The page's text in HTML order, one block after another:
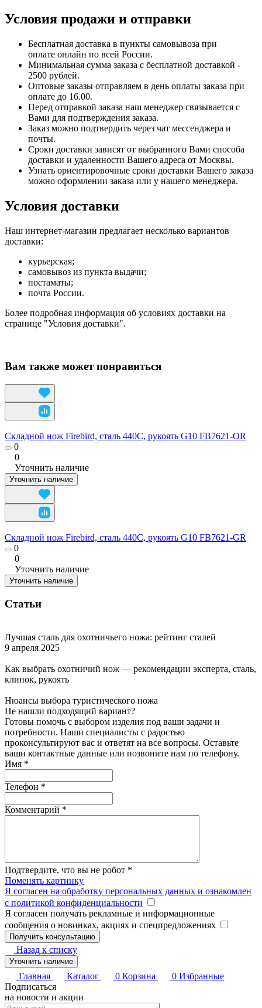
Условия продажи и отправки
Бесплатная доставка в пункты самовывоза при
оплате онлайн по всей России.
Минимальная сумма заказа с бесплатной доставкой -
2500 рублей.
Оптовые заказы отправляем в день оплаты заказа при
оплате до 16.00.
Перед отправкой заказа наш менеджер связывается с
Вами для подтверждения заказа.
Заказ можно подтвердить через чат мессенджера и
почты.
Сроки доставки зависят от выбранного Вами способа
доставки и удаленности Вашего адреса от Москвы.
Узнать ориентировочные сроки доставки Вашего заказа
можно оформлении заказа или у нашего менеджера.
Условия доставки
Наш интернет-магазин предлагает несколько вариантов
доставки:
курьерская;
самовывоз из пункта выдачи;
постаматы;
почта России.
Более подробная информация об условиях доставки на
странице "Условия доставки".
Вам также может понравиться
Складной нож Firebird, сталь 440C, рукоять G10 FB7621-OR
0
0
Уточнить наличие
Уточнить наличие
Складной нож Firebird, сталь 440C, рукоять G10 FB7621-GR
0
0
Уточнить наличие
Уточнить наличие
Статьи
Лучшая сталь для охотничьего ножа: рейтинг сталей
9 апреля 2025
Как выбрать охотничий нож — рекомендации эксперта, сталь,
клинок, рукоять
Нюансы выбора туристического ножа
Не нашли подходящий вариант?
Готовы помочь с выбором изделия под ваши задачи и
потребности. Наши специалисты с радостью
проконсультируют вас и ответят на все вопросы. Оставьте
ваши контактные данные или позвоните нам по телефону.
Имя *
Телефон *
Комментарий *
Подтвердите, что вы не робот *
Поменять картинку
Я согласен на обработку персональных данных и ознакомлен
с политикой конфиденциальности
Я согласен получать рекламные и информационные
сообщения о новинках, акциях и спецпредложениях
Назад к списку
Уточнить наличие
Главная Каталог 0 Корзина 0 Избранные
Подписаться
на новости и акции